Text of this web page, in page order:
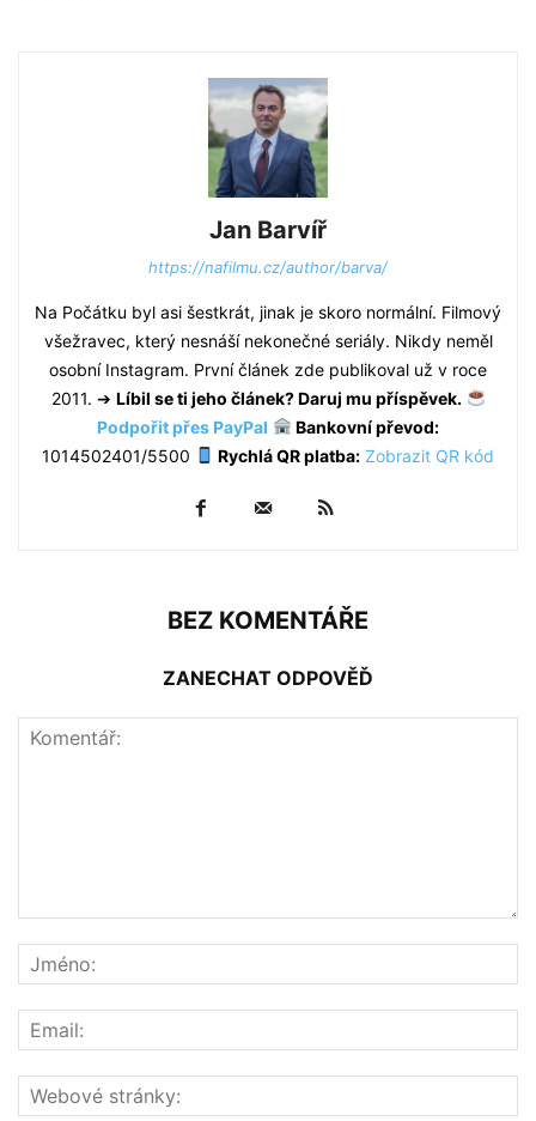
Jan Barvíř
https://nafilmu.cz/author/barva/
Na Počátku byl asi šestkrát, jinak je skoro normální. Filmový
všežravec, který nesnáší nekonečné seriály. Nikdy neměl
osobní Instagram. První článek zde publikoval už v roce
2011. ➔ Líbil se ti jeho článek? Daruj mu příspěvek.
Podpořit přes PayPal
Bankovní převod:
1014502401/5500
Rychlá QR platba: Zobrazit QR kód
BEZ KOMENTÁŘE
ZANECHAT ODPOVĚĎ